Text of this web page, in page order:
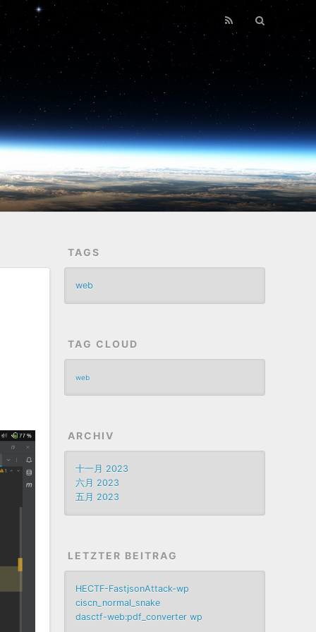
TAGS
web
TAG CLOUD
web
ARCHIV
十一月 2023
六月 2023
五月 2023
LETZTER BEITRAG
HECTF-FastjsonAttack-wp
ciscn_normal_snake
dasctf-web:pdf_converter wp